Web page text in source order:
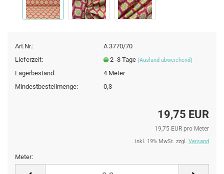
Art.Nr.:
A 3770/70
Lieferzeit:
2 -3 Tage (Ausland abweichend)
Lagerbestand: 4 Meter
Mindestbestellmenge:
0,3
19,75 EUR
19,75 EUR pro Meter
inkl. 19% MwSt. zzgl. Versand
Meter: